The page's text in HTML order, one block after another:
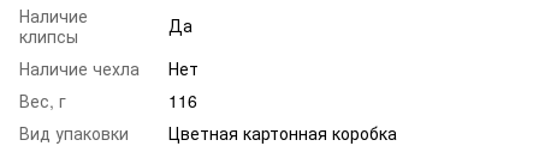
Наличие
клипсы
Да
Наличие чехла
Нет
Вес, г
116
Вид упаковки
Цветная картонная коробка